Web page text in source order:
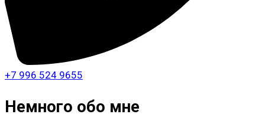
+7 996 524 9655
Немного обо мне